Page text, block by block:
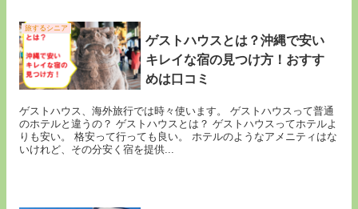
旅するシニア
ゲストハウスとは？沖縄で安い
キレイな宿の見つけ方！おすす
めは口コミ
ゲストハウス、海外旅行では時々使います。 ゲストハウスって普通
のホテルと違うの？ ゲストハウスとは？ ゲストハウスってホテルよ
りも安い。 格安って行っても良い。 ホテルのようなアメニティはな
いけれど、その分安く宿を提供...